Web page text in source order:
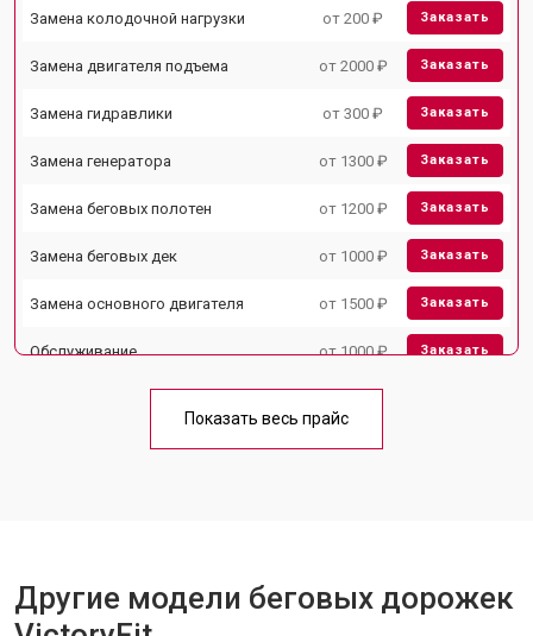
Замена колодочной нагрузки от 200 ₽ Заказать
Замена двигателя подъема от 2000 ₽ Заказать
Замена гидравлики от 300 ₽ Заказать
Замена генератора от 1300 ₽ Заказать
Замена беговых полотен от 1200 ₽ Заказать
Замена беговых дек от 1000 ₽ Заказать
Замена основного двигателя от 1500 ₽ Заказать
Обслуживание от 1000 ₽ Заказать
Замена блока питания от 1000 ₽
Показать весь прайс
Другие модели беговых дорожек